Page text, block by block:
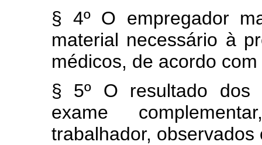
§ 4º O empregador
material necessário à
médicos, de acordo
§ 5º O resultado dos
exame
trabalhador,